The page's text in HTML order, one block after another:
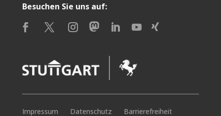
Besuchen Sie uns auf:
Impressum Datenschutz Barrierefreiheit